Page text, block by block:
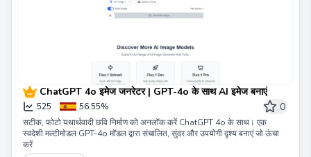
ChatGPT 4o इमेज जनरेटर | GPT-4o के साथ AI इमेज बनाएं
525 56.55% 0
सटीक, फोटो यथार्थवादी छवि निर्माण को अनलॉक करें ChatGPT 4o के साथ। एक
स्वदेशी मल्टीमोडल GPT-4o मॉडल द्वारा संचालित, सुंदर और उपयोगी दृश्य बनाएं जो ऊंचा
करें